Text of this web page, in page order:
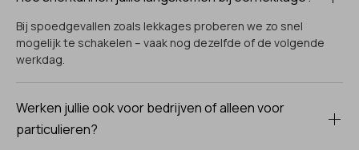
Bij spoedgevallen zoals lekkages proberen we zo snel
mogelijk te schakelen – vaak nog dezelfde of de volgende
werkdag.
Werken jullie ook voor bedrijven of alleen voor
particulieren?